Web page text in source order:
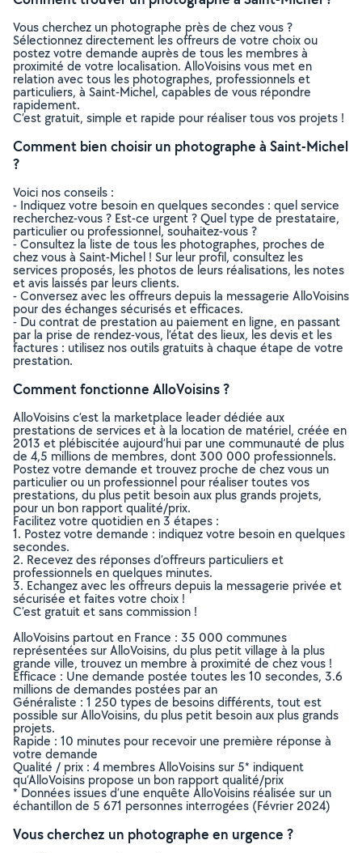
Vous cherchez un photographe près de chez vous ?
Sélectionnez directement les offreurs de votre choix ou
postez votre demande auprès de tous les membres à
proximité de votre localisation. AlloVoisins vous met en
relation avec tous les photographes, professionnels et
particuliers, à Saint-Michel, capables de vous répondre
rapidement.
C’est gratuit, simple et rapide pour réaliser tous vos projets !
Comment bien choisir un photographe à Saint-Michel
?
Voici nos conseils :
- Indiquez votre besoin en quelques secondes : quel service
recherchez-vous ? Est-ce urgent ? Quel type de prestataire,
particulier ou professionnel, souhaitez-vous ?
- Consultez la liste de tous les photographes, proches de
chez vous à Saint-Michel ! Sur leur profil, consultez les
services proposés, les photos de leurs réalisations, les notes
et avis laissés par leurs clients.
- Conversez avec les offreurs depuis la messagerie AlloVoisins
pour des échanges sécurisés et efficaces.
- Du contrat de prestation au paiement en ligne, en passant
par la prise de rendez-vous, l’état des lieux, les devis et les
factures : utilisez nos outils gratuits à chaque étape de votre
prestation.
Comment fonctionne AlloVoisins ?
AlloVoisins c’est la marketplace leader dédiée aux
prestations de services et à la location de matériel, créée en
2013 et plébiscitée aujourd’hui par une communauté de plus
de 4,5 millions de membres, dont 300 000 professionnels.
Postez votre demande et trouvez proche de chez vous un
particulier ou un professionnel pour réaliser toutes vos
prestations, du plus petit besoin aux plus grands projets,
pour un bon rapport qualité/prix.
Facilitez votre quotidien en 3 étapes :
1. Postez votre demande : indiquez votre besoin en quelques
secondes.
2. Recevez des réponses d’offreurs particuliers et
professionnels en quelques minutes.
3. Echangez avec les offreurs depuis la messagerie privée et
sécurisée et faites votre choix !
C’est gratuit et sans commission !
AlloVoisins partout en France : 35 000 communes
représentées sur AlloVoisins, du plus petit village à la plus
grande ville, trouvez un membre à proximité de chez vous !
Efficace : Une demande postée toutes les 10 secondes, 3.6
millions de demandes postées par an
Généraliste : 1 250 types de besoins différents, tout est
possible sur AlloVoisins, du plus petit besoin aux plus grands
projets.
Rapide : 10 minutes pour recevoir une première réponse à
votre demande
Qualité / prix : 4 membres AlloVoisins sur 5* indiquent
qu’AlloVoisins propose un bon rapport qualité/prix
* Données issues d’une enquête AlloVoisins réalisée sur un
échantillon de 5 671 personnes interrogées (Février 2024)
Vous cherchez un photographe en urgence ?